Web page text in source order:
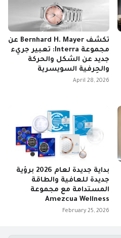
تكشف Bernhard H. Mayer عن
مجموعة Interra: تعبير جريء
جديد عن الشكل والحركة
والحِرفية السويسرية
April 28, 2026
بداية جديدة لعام 2026 برؤية
جديدة للعافية والطاقة
المستدامة مع مجموعة
Amezcua Wellness
February 25, 2026